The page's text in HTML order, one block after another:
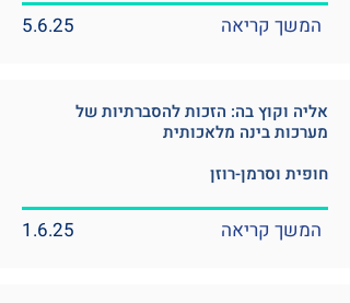
המשך קריאה 5.6.25
אליה וקוץ בה: הזכות להסברתיות של
מערכות בינה מלאכותית
חופית וסרמן-רוזן
המשך קריאה 1.6.25